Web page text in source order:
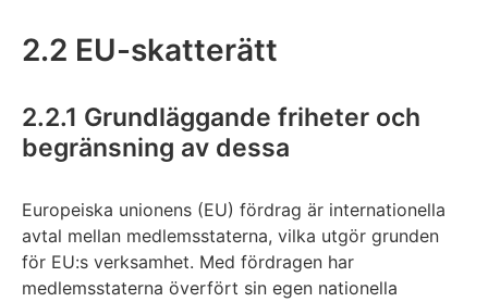
2.2 EU-skatterätt
2.2.1 Grundläggande friheter och
begränsning av dessa
Europeiska unionens (EU) fördrag är internationella
avtal mellan medlemsstaterna, vilka utgör grunden
för EU:s verksamhet. Med fördragen har
medlemsstaterna överfört sin egen nationella